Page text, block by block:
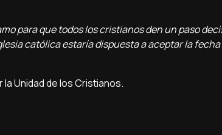
para que todos los cristianos den un paso
católica estaría dispuesta a aceptar la
Unidad de los Cristianos.